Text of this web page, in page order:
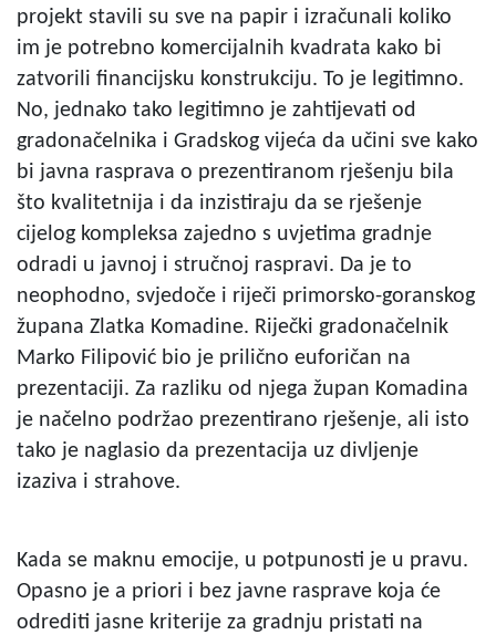
projekt stavili su sve na papir i izračunali koliko
im je potrebno komercijalnih kvadrata kako bi
zatvorili financijsku konstrukciju. To je legitimno.
No, jednako tako legitimno je zahtijevati od
gradonačelnika i Gradskog vijeća da učini sve kako
bi javna rasprava o prezentiranom rješenju bila
što kvalitetnija i da inzistiraju da se rješenje
cijelog kompleksa zajedno s uvjetima gradnje
odradi u javnoj i stručnoj raspravi. Da je to
neophodno, svjedoče i riječi primorsko-goranskog
župana Zlatka Komadine. Riječki gradonačelnik
Marko Filipović bio je prilično euforičan na
prezentaciji. Za razliku od njega župan Komadina
je načelno podržao prezentirano rješenje, ali isto
tako je naglasio da prezentacija uz divljenje
izaziva i strahove.
Kada se maknu emocije, u potpunosti je u pravu.
Opasno je a priori i bez javne rasprave koja će
odrediti jasne kriterije za gradnju pristati na